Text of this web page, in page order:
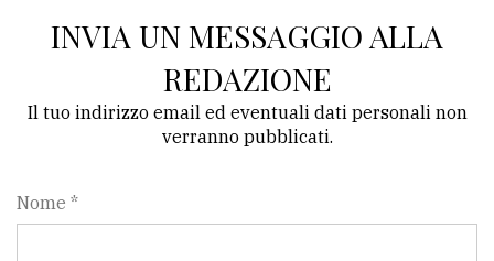
INVIA UN MESSAGGIO ALLA
REDAZIONE
Il tuo indirizzo email ed eventuali dati personali non
verranno pubblicati.
Nome *